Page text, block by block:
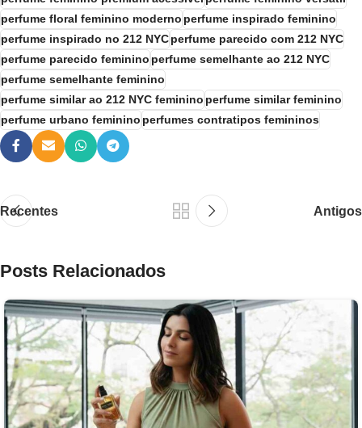
perfume floral feminino modernoperfume inspirado feminino
perfume inspirado no 212 NYCperfume parecido com 212 NYC
perfume parecido femininoperfume semelhante ao 212 NYC
perfume semelhante feminino
perfume similar ao 212 NYC femininoperfume similar feminino
perfume urbano femininoperfumes contratipos femininos
Recentes Antigos
Posts Relacionados